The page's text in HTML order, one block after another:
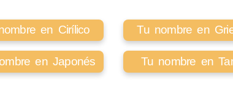
en Cirílico Tu nombre en
en Japonés Tu nombre en